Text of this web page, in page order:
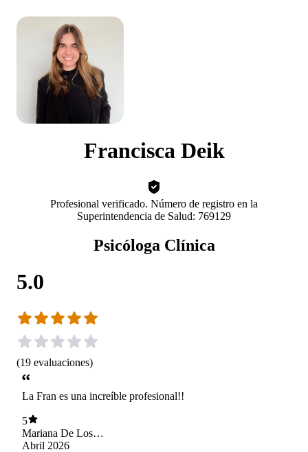
Francisca Deik
Profesional verificado. Número de registro en la
Superintendencia de Salud: 769129
Psicóloga Clínica
5.0
(19 evaluaciones)
La Fran es una increíble profesional!!
5
Mariana De Los
Angeles Del Campo
Abril 2026